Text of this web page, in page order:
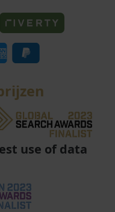
use of data